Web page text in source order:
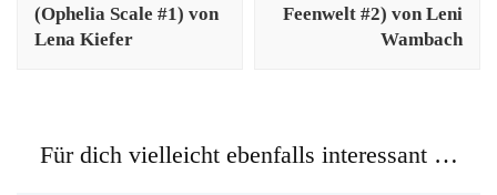
(Ophelia Scale #1) von
Lena Kiefer
Feenwelt #2) von Leni
Wambach
Für dich vielleicht ebenfalls interessant …